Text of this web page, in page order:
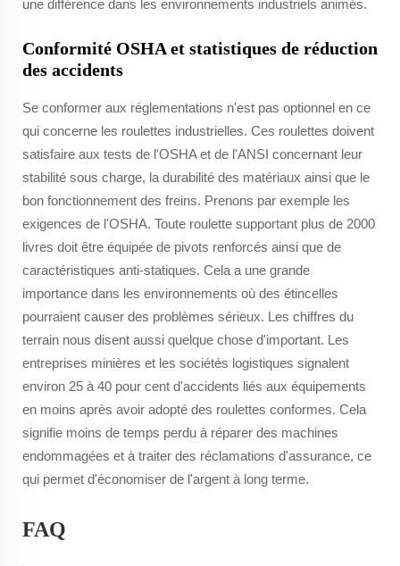
une différence dans les environnements industriels animés.
Conformité OSHA et statistiques de réduction
des accidents
Se conformer aux réglementations n'est pas optionnel en ce
qui concerne les roulettes industrielles. Ces roulettes doivent
satisfaire aux tests de l'OSHA et de l'ANSI concernant leur
stabilité sous charge, la durabilité des matériaux ainsi que le
bon fonctionnement des freins. Prenons par exemple les
exigences de l'OSHA. Toute roulette supportant plus de 2000
livres doit être équipée de pivots renforcés ainsi que de
caractéristiques anti-statiques. Cela a une grande
importance dans les environnements où des étincelles
pourraient causer des problèmes sérieux. Les chiffres du
terrain nous disent aussi quelque chose d'important. Les
entreprises minières et les sociétés logistiques signalent
environ 25 à 40 pour cent d'accidents liés aux équipements
en moins après avoir adopté des roulettes conformes. Cela
signifie moins de temps perdu à réparer des machines
endommagées et à traiter des réclamations d'assurance, ce
qui permet d'économiser de l'argent à long terme.
FAQ